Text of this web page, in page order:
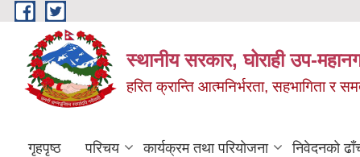
Skip to main content
स्थानीय सरकार, घोराही उप-
हरित क्रान्ति आत्मनिर्भरता, सहभागिता र
गृहपृष्ठ परिचय कार्यक्रम तथा परियोजना निवेदनको